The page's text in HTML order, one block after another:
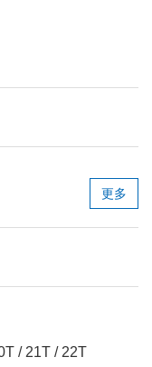
更多
/ 21T / 22T